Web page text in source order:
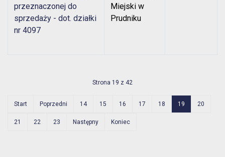
przeznaczonej do
sprzedaży - dot. działki
nr 4097
Miejski w
Prudniku
Strona 19 z 42
Start Poprzedni 14 15 16 17 18 19 20
21 22 23 Następny Koniec